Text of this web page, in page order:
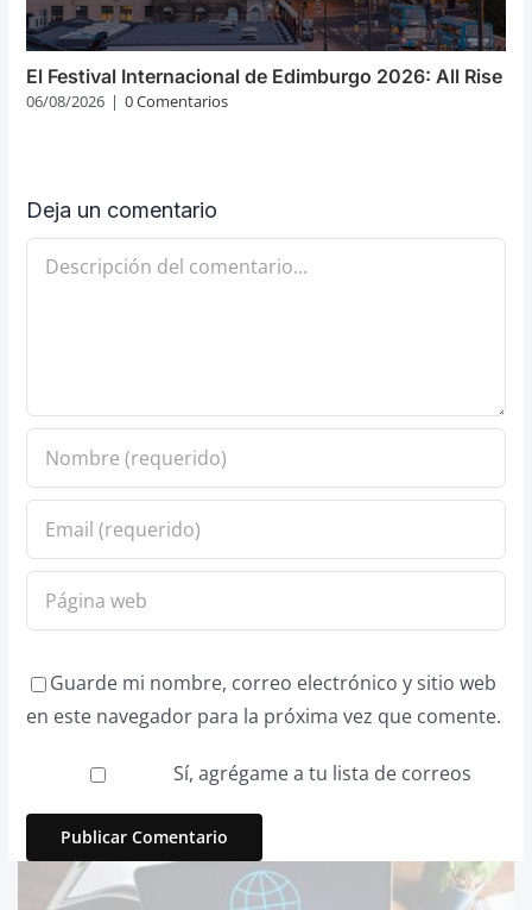
El Festival Internacional de Edimburgo 2026: All Rise
06/08/2026 | 0 Comentarios
Deja un comentario
Comentario
Guarde mi nombre, correo electrónico y sitio web
en este navegador para la próxima vez que comente.
Sí, agrégame a tu lista de correos